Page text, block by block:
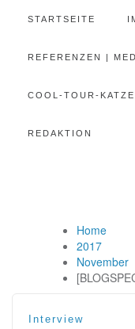
STARTSEITE
REFERENZEN |
COOL-TOUR-KATZE
REDAKTION
Home
2017
November
Interview